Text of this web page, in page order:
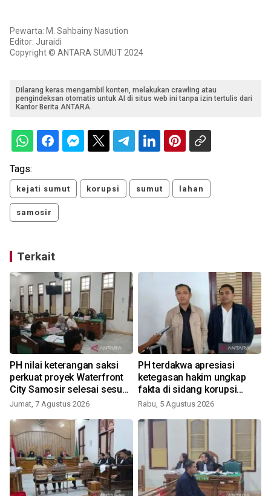
Pewarta: M. Sahbainy Nasution
Editor: Juraidi
Copyright © ANTARA SUMUT 2024
Dilarang keras mengambil konten, melakukan crawling atau
pengindeksan otomatis untuk AI di situs web ini tanpa izin tertulis dari
Kantor Berita ANTARA.
Tags:
kejati sumut korupsi sumut lahan
samosir
Terkait
PH nilai keterangan saksi
perkuat proyek Waterfront
City Samosir selesai sesuai
adendum
Jumat, 7 Agustus 2026
PH terdakwa apresiasi
ketegasan hakim ungkap
fakta di sidang korupsi
Waterfront City Samosir
Rabu, 5 Agustus 2026